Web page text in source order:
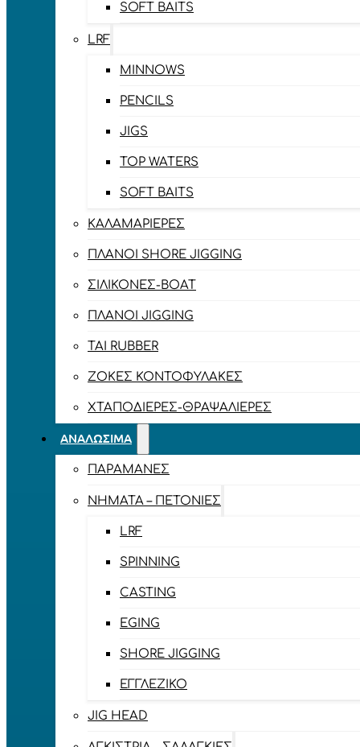
SOFT BAITS
LRF
MINNOWS
PENCILS
JIGS
TOP WATERS
SOFT BAITS
ΚΑΛΑΜΑΡΙΈΡΕΣ
ΠΛΆΝΟΙ SHORE JIGGING
ΣΙΛΙΚΌΝΕΣ-BOAT
ΠΛΆΝΟΙ JIGGING
TAI RUBBER
ΖΌΚΕΣ ΚΟΝΤΟΦΎΛΑΚΕΣ
ΧΤΑΠΟΔΙΈΡΕΣ-ΘΡΑΨΑΛΙΈΡΕΣ
ΑΝΑΛΏΣΙΜΑ
ΠΑΡΑΜΆΝΕΣ
ΝΉΜΑΤΑ – ΠΕΤΟΝΙΈΣ
LRF
SPINNING
CASTING
EGING
SHORE JIGGING
ΕΓΓΛΈΖΙΚΟ
JIG HEAD